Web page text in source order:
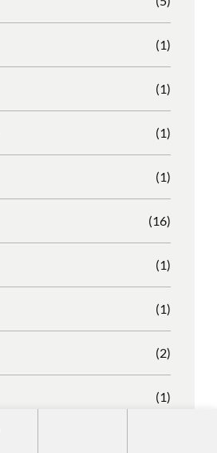
(1)
(1)
(1)
(1)
(16)
(1)
(1)
(2)
(1)